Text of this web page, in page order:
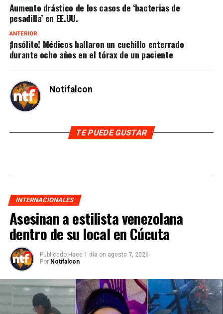
Aumento drástico de los casos de ‘bacterias de
pesadilla’ en EE.UU.
ANTERIOR
¡Insólito! Médicos hallaron un cuchillo enterrado
durante ocho años en el tórax de un paciente
Notifalcon
TE PUEDE GUSTAR
INTERNACIONALES
Asesinan a estilista venezolana
dentro de su local en Cúcuta
Publicado Hace 1 día on agosto 7, 2026
Por Notifalcon